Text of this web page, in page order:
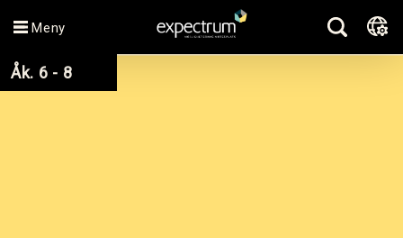
Meny
Åk. 6 - 8